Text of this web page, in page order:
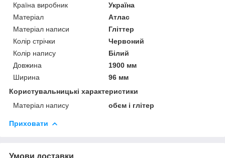
Країна виробник
Україна
Матеріал
Атлас
Матеріал написи
Гліттер
Колір стрічки
Червоний
Колір напису
Білий
Довжина
1900 мм
Ширина
96 мм
Користувальницькі характеристики
Матеріал напису
обєм і глітер
Приховати
Умови доставки